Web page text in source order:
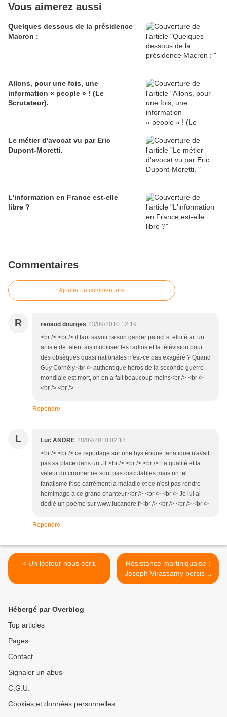
Vous aimerez aussi
Quelques dessous de la présidence
Macron :
Allons, pour une fois, une
information « people » ! (Le
Scrutateur).
Le métier d'avocat vu par Eric
Dupont-Moretti.
L'information en France est-elle
libre ?
Commentaires
Ajouter un commentaire
R renaud dourges 23/09/2010 12:19
<br /> <br /> il faut savoir raison garder patricl st eloi était un
artiste de talent ais mobiliser les radios et la télévision pour
des obsèques quasi nationales n'est-ce pas exagéré ? Quand
Guy Cornély,<br /> authentique héros de la seconde guerre
mondiale est mort, on en a fait beaucoup moins<br /> <br />
<br /> <br />
Répondre
L Luc ANDRE 20/09/2010 02:18
<br /> <br /> ce reportage sur une hystérique fanatique n'avait
pas sa place dans un JT.<br /> <br /> <br /> La qualité et la
valeur du crooner ne sont pas discutables mais un tel
fanatisme frise carrément la maladie et ce n'est pas rendre
homlmage à ce grand chanteur.<br /> <br /> <br /> Je lui ai
dédié un poème sur www.lucandre.fr<br /> <br /> <br /> <br />
Répondre
< Un lecteur nous écrit.
Résistance martiniquaise :
Joseph Virassamy persiste
et signe. >
Hébergé par Overblog
Top articles
Pages
Contact
Signaler un abus
C.G.U.
Cookies et données personnelles